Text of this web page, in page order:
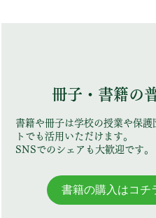
冊子・書籍の
書籍や冊子は学校の授業や保護
トでも活用いただけます。
SNSでのシェアも大歓迎です。
書籍の購入はコチ